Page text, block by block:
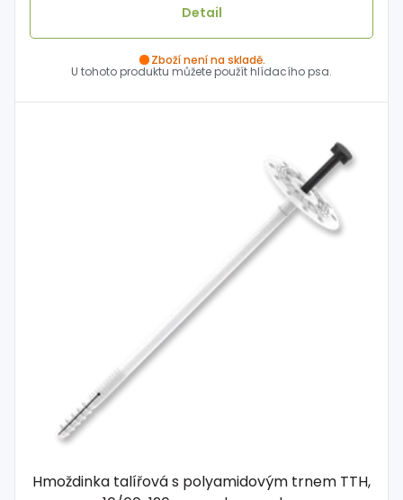
Detail
Zboží není na skladě.
U tohoto produktu můžete použít hlídacího psa.
Hmoždinka talířová s polyamidovým trnem TTH,